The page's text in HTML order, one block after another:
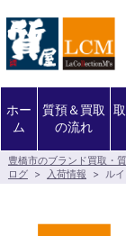
ホー
ム
質預＆買取
の流れ
豊橋市のブランド買取・
ログ > 入荷情報 > ル